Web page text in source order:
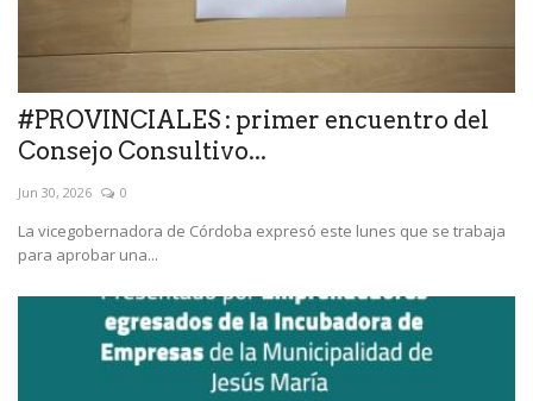
#PROVINCIALES : primer encuentro del
Consejo Consultivo...
Jun 30, 2026 0
La vicegobernadora de Córdoba expresó este lunes que se trabaja
para aprobar una...